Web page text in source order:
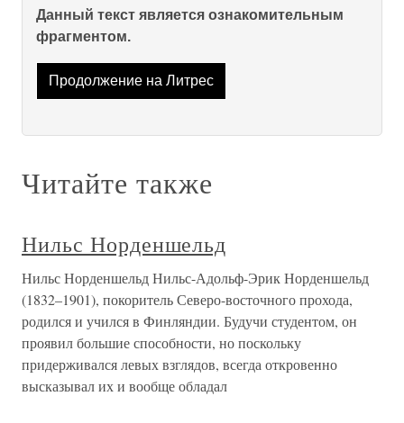
Данный текст является ознакомительным
фрагментом.
Продолжение на Литрес
Читайте также
Нильс Норденшельд
Нильс Норденшельд Нильс-Адольф-Эрик Норденшельд
(1832–1901), покоритель Северо-восточного прохода,
родился и учился в Финляндии. Будучи студентом, он
проявил большие способности, но поскольку
придерживался левых взглядов, всегда откровенно
высказывал их и вообще обладал